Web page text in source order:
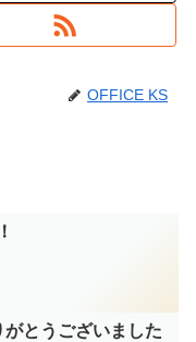
OFFICE KS
とうございました